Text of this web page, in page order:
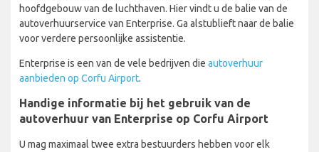
hoofdgebouw van de luchthaven. Hier vindt u de balie van de
autoverhuurservice van Enterprise. Ga alstublieft naar de balie
voor verdere persoonlijke assistentie.
Enterprise is een van de vele bedrijven die autoverhuur
aanbieden op Corfu Airport.
Handige informatie bij het gebruik van de
autoverhuur van Enterprise op Corfu Airport
U mag maximaal twee extra bestuurders hebben voor elk